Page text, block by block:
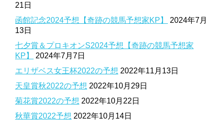
21日
函館記念2024予想【奇跡の競馬予想家KP】
2024年7月
13日
七夕賞＆プロキオンS2024予想【奇跡の競馬予想家
KP】
2024年7月7日
エリザベス女王杯2022の予想 2022年11月13日
天皇賞秋2022の予想 2022年10月29日
菊花賞2022の予想 2022年10月22日
秋華賞2022予想 2022年10月14日